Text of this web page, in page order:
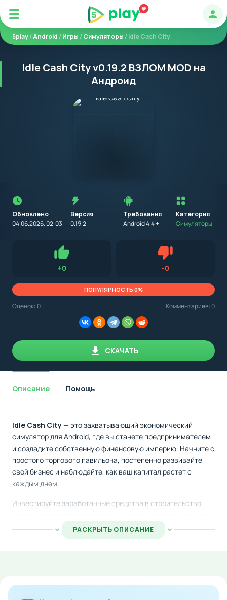
5play/Android /Игры /Симуляторы / Idle Cash City
Idle Cash City v0.19.2 ВЗЛОМ MOD на
Андроид
Обновлено
04.06.2026, 02:03
Версия
0.19.2
Требования
Android 4.4 +
установкой
приложения
на
устройство
с
указываем
минимальные
необходимые
Категория
Симуляторы
обращать внимание на установленную версию Android
OS. Мы указываем минимально необходимую версию для
+0Нравится -0Не нравится
ПОПУЛЯРНОСТЬ 0%
Оценок: 0 Комментариев: 0
СКАЧАТЬ
Описание Помощь
Idle Cash City— это захватывающий экономический
симулятор для Android, где вы станете предпринимателем
и создадите собственную финансовую империю. Начните с
простого торгового павильона, постепенно развивайте
свой бизнес и наблюдайте, как ваш капитал растет с
каждым днем.
Инвестируйте заработанные средства в строительство
комплексов. Каждое новое здание приносит вам
дополнительный доход, позволяя ускорить развитие вашей
РАСКРЫТЬ ОПИСАНИЕ